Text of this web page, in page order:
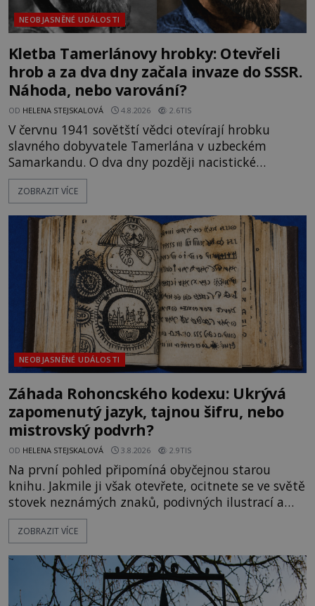
NEOBJASNĚNÉ UDÁLOSTI
Kletba Tamerlánovy hrobky: Otevřeli
hrob a za dva dny začala invaze do SSSR.
Náhoda, nebo varování?
OD HELENA STEJSKALOVÁ 4.8.2026 2.6TIS
V červnu 1941 sovětští vědci otevírají hrobku
slavného dobyvatele Tamerlána v uzbeckém
Samarkandu. O dva dny později nacistické
Německo zahajuje operaci Barbarossa a napadá
Sovětský svaz. Shoda dat je natolik zarážející, že se
na legendě něco pravdy, nebo jde jen o fascinující
souhru okolností? Když antropolog Michail
Gerasimov (1907-1970) a
ZOBRAZIT VÍCE
NEOBJASNĚNÉ UDÁLOSTI
Záhada Rohoncského kodexu: Ukrývá
zapomenutý jazyk, tajnou šifru, nebo
mistrovský podvrh?
OD HELENA STEJSKALOVÁ 3.8.2026 2.9TIS
Na první pohled připomíná obyčejnou starou
knihu. Jakmile ji však otevřete, ocitnete se ve světě
stovek neznámých znaků, podivných ilustrací a
textu, který už téměř dvě století vzdoruje všem
pokusům o rozluštění. Rohoncský kodex patří mezi
jistotou neví, kdo jej napsal, kdy vznikl ani co
vlastně vypráví. Rohoncský kodex se poprvé
objevuje v roce
ZOBRAZIT VÍCE